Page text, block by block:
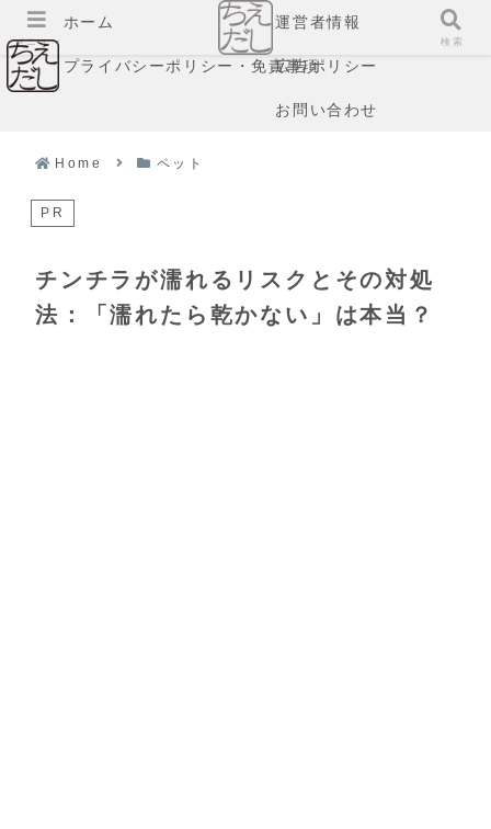
ホーム 運営者情報
プライバシーポリシー・免責事項広告ポリシー
お問い合わせ
Home ペット
PR
チンチラが濡れるリスクとその対処
法：「濡れたら乾かない」は本当？
メニュー 検索